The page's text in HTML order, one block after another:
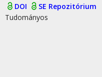
DOI
SE Repozitórium
Tudományos